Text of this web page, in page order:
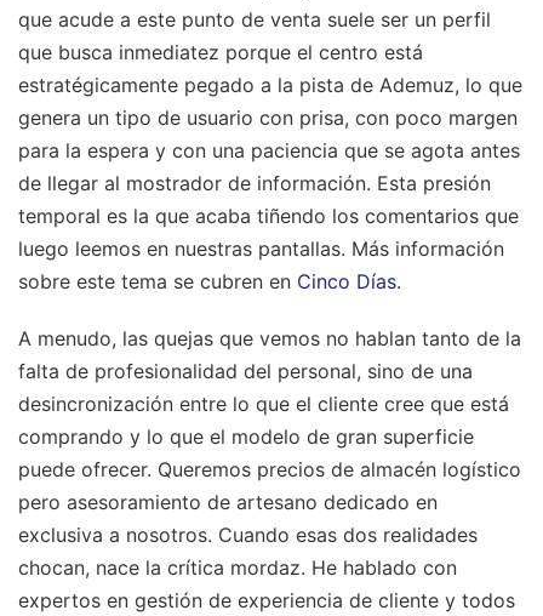
que acude a este punto de venta suele ser un perfil
que busca inmediatez porque el centro está
estratégicamente pegado a la pista de Ademuz, lo que
genera un tipo de usuario con prisa, con poco margen
para la espera y con una paciencia que se agota antes
de llegar al mostrador de información. Esta presión
temporal es la que acaba tiñendo los comentarios que
luego leemos en nuestras pantallas. Más información
sobre este tema se cubren en Cinco Días.
A menudo, las quejas que vemos no hablan tanto de la
falta de profesionalidad del personal, sino de una
desincronización entre lo que el cliente cree que está
comprando y lo que el modelo de gran superficie
puede ofrecer. Queremos precios de almacén logístico
pero asesoramiento de artesano dedicado en
exclusiva a nosotros. Cuando esas dos realidades
chocan, nace la crítica mordaz. He hablado con
expertos en gestión de experiencia de cliente y todos